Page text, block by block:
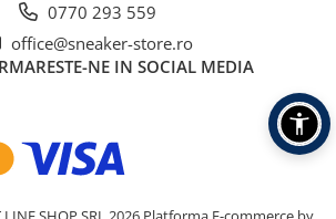
0770 293 559
office@sneaker-store.ro
NE IN SOCIAL MEDIA